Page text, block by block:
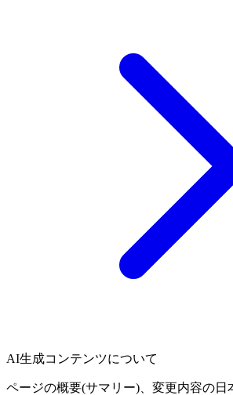
AI生成コンテンツについて
ページの概要(サマリー)、変更内容の日